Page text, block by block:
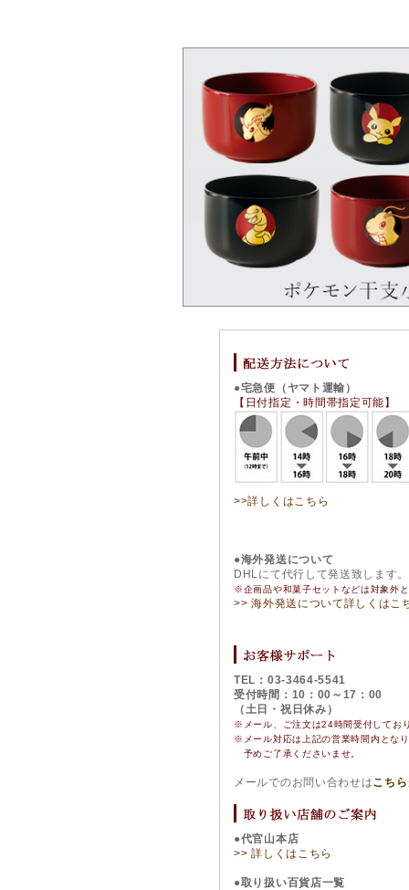
●宅急便（ヤマト運輸）
【日付指定・時間帯指定可能】
>>詳しくはこちら
●海外発送について
DHLにて代行して発送致します。
※企画品や和菓子セットなどは対象外
>> 海外発送について詳しくはこ
TEL：03-3464-5541
受付時間：10：00～17：00
（土日・祝日休み）
※メール、ご注文は24時間受付してお
※ メール対応は上記の営業時間内とな
予めご了承くださいませ。
メールでのお問い合わせはこちら
●代官山本店
>> 詳しくはこちら
●取り扱い百貨店一覧